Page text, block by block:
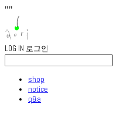
""
LOG IN 로그인
shop
notice
q&a